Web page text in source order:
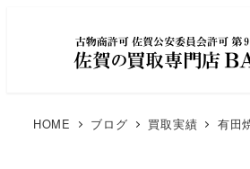
HOME ブログ 買取実績 有田